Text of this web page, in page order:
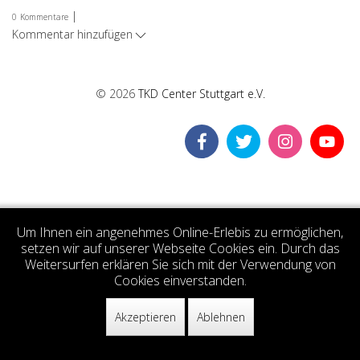
0 Kommentare |
Kommentar hinzufügen
© 2026TKD Center Stuttgart e.V.
Um Ihnen ein angenehmes Online-Erlebis zu ermöglichen,
setzen wir auf unserer Webseite Cookies ein. Durch das
Weitersurfen erklären Sie sich mit der Verwendung von
Cookies einverstanden.
Akzeptieren Ablehnen